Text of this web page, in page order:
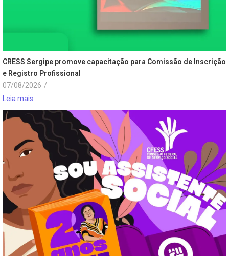
CRESS Sergipe promove capacitação para Comissão de Inscrição
e Registro Profissional
07/08/2026 /
Leia mais